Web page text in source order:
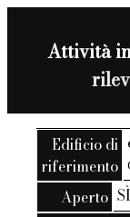
Attività
Edificio di
riferimento
Aperto SÌ